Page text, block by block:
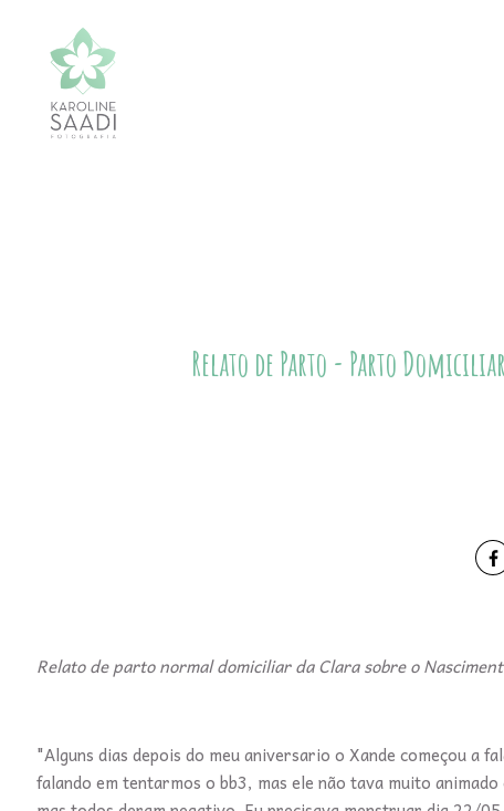
Relato de Parto - Parto
Relato de parto normal domiciliar da Clara sobre o
"Alguns dias depois do meu aniversario o Xande começou a
falando em tentarmos o bb3, mas ele não tava muito